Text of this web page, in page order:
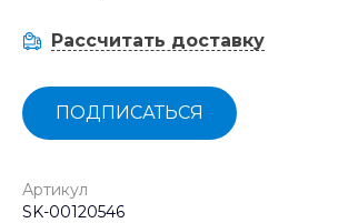
Рассчитать доставку
ПОДПИСАТЬСЯ
Артикул
SK-00120546